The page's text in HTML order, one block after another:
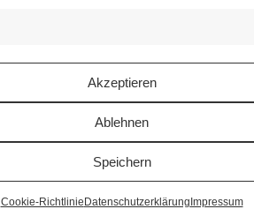
Akzeptieren
Ablehnen
Speichern
Cookie-Richtlinie Datenschutzerklärung Impressum